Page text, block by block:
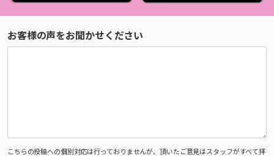
お客様の声をお聞かせください
こちらの投稿への個別対応は行っておりませんが、頂いたご意見はスタッフがすべて拝